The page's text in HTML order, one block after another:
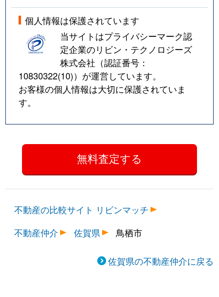
個人情報は保護されています
当サイトはプライバシーマーク認
定企業のリビン・テクノロジーズ
株式会社（認証番号：
10830322(10)）が運営しています。
お客様の個人情報は大切に保護されていま
す。
不動産の比較サイト リビンマッチ
不動産仲介
佐賀県 鳥栖市
佐賀県の不動産仲介に戻る